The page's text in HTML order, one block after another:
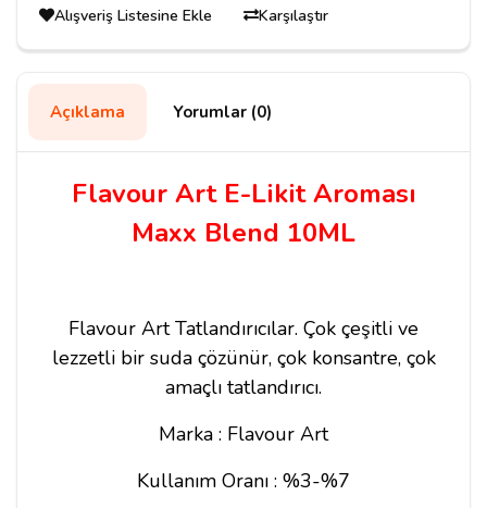
Alışveriş Listesine Ekle Karşılaştır
Açıklama Yorumlar (0)
Flavour Art E-Likit Aroması
Maxx Blend 10ML
Flavour Art Tatlandırıcılar. Çok çeşitli ve
lezzetli bir suda çözünür, çok konsantre, çok
amaçlı tatlandırıcı.
Marka : Flavour Art
Kullanım Oranı : %3-%7